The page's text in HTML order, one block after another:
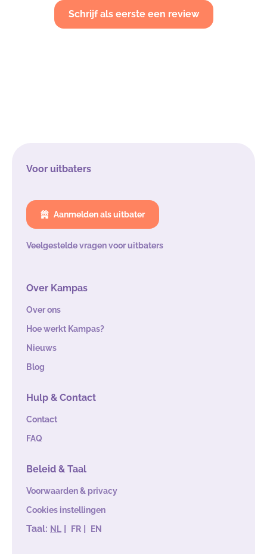
Schrijf als eerste een review
Voor uitbaters
Aanmelden als uitbater
Veelgestelde vragen voor uitbaters
Over Kampas
Over ons
Hoe werkt Kampas?
Nieuws
Blog
Hulp & Contact
Contact
FAQ
Beleid & Taal
Voorwaarden & privacy
Cookies instellingen
Taal: NL | FR | EN